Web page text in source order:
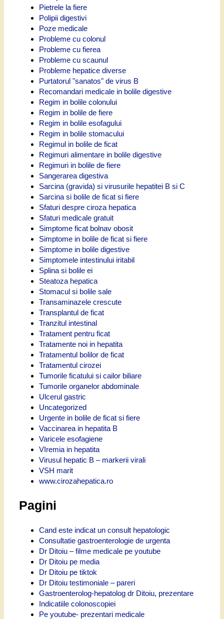
Pietrele la fiere
Polipii digestivi
Poze medicale
Probleme cu colonul
Probleme cu fierea
Probleme cu scaunul
Probleme hepatice diverse
Purtatorul "sanatos" de virus B
Recomandari medicale in bolile digestive
Regim in bolile colonului
Regim in bolile de fiere
Regim in bolile esofagului
Regim in bolile stomacului
Regimul in bolile de ficat
Regimuri alimentare in bolile digestive
Regimuri in bolile de fiere
Sangerarea digestiva
Sarcina (gravida) si virusurile hepatitei B si C
Sarcina si bolile de ficat si fiere
Sfaturi despre ciroza hepatica
Sfaturi medicale gratuit
Simptome ficat bolnav obosit
Simptome in bolile de ficat si fiere
Simptome in bolile digestive
Simptomele intestinului iritabil
Splina si bolile ei
Steatoza hepatica
Stomacul si bolile sale
Transaminazele crescute
Transplantul de ficat
Tranzitul intestinal
Tratament pentru ficat
Tratamente noi in hepatita
Tratamentul bolilor de ficat
Tratamentul cirozei
Tumorile ficatului si cailor biliare
Tumorile organelor abdominale
Ulcerul gastric
Uncategorized
Urgente in bolile de ficat si fiere
Vaccinarea in hepatita B
Varicele esofagiene
VIremia in hepatita
Virusul hepatic B – markerii virali
VSH marit
www.cirozahepatica.ro
Pagini
Cand este indicat un consult hepatologic
Consultatie gastroenterologie de urgenta
Dr Ditoiu – filme medicale pe youtube
Dr Ditoiu pe media
Dr Ditoiu pe tiktok
Dr Ditoiu testimoniale – pareri
Gastroenterolog-hepatolog dr Ditoiu, prezentare
Indicatiile colonoscopiei
Pe youtube- prezentari medicale